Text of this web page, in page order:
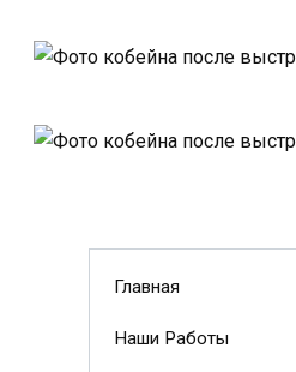
Главная
Наши Работы